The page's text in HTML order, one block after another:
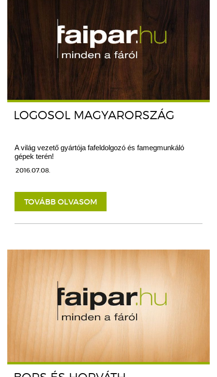
LOGOSOL MAGYARORSZÁG
A világ vezető gyártója fafeldolgozó és famegmunkáló
gépek terén!
2016.07.08.
TOVÁBB OLVASOM